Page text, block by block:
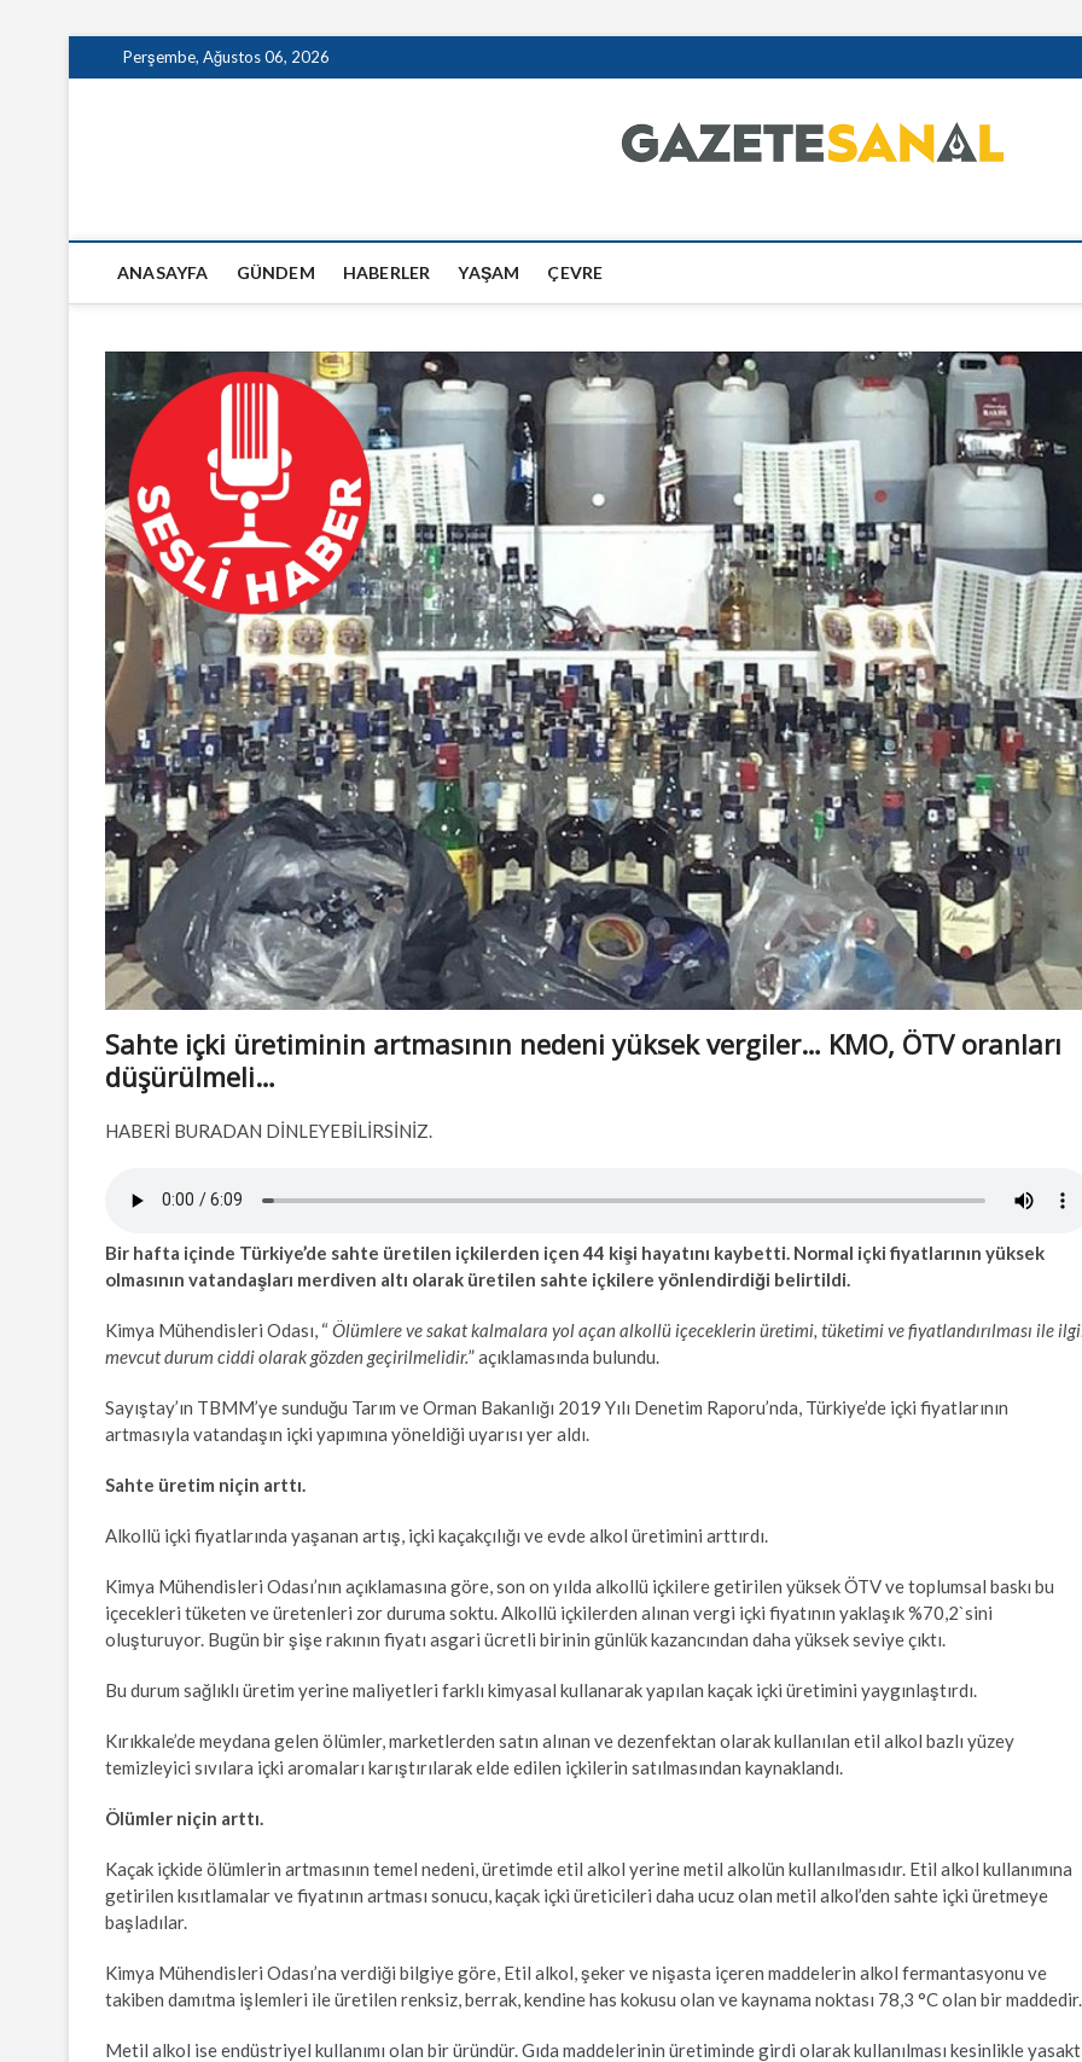
to
Perşembe, Ağustos 06, 2026
ANASAYFA GÜNDEM HABERLER YAŞAM ÇEVRE
Sahte içki üretiminin artmasının nedeni yüksek vergiler… KMO, ÖTV oranları
düşürülmeli…
HABERİ BURADAN DİNLEYEBİLİRSİNİZ.
Bir hafta içinde Türkiye’de sahte üretilen içkilerden içen 44 kişi hayatını kaybetti. Normal içki fiyatlarının yüksek
olmasının vatandaşları merdiven altı olarak üretilen sahte içkilere yönlendirdiği belirtildi.
Kimya Mühendisleri Odası, “ Ölümlere ve sakat kalmalara yol açan alkollü içeceklerin üretimi, tüketimi ve fiyatlandırılması ile
mevcut durum ciddi olarak gözden geçirilmelidir.” açıklamasında bulundu.
Sayıştay’ın TBMM’ye sunduğu Tarım ve Orman Bakanlığı 2019 Yılı Denetim Raporu’nda, Türkiye’de içki fiyatlarının
artmasıyla vatandaşın içki yapımına yöneldiği uyarısı yer aldı.
Sahte üretim niçin arttı.
Alkollü içki fiyatlarında yaşanan artış, içki kaçakçılığı ve evde alkol üretimini arttırdı.
Kimya Mühendisleri Odası’nın açıklamasına göre, son on yılda alkollü içkilere getirilen yüksek ÖTV ve toplumsal baskı bu
içecekleri tüketen ve üretenleri zor duruma soktu. Alkollü içkilerden alınan vergi içki fiyatının yaklaşık %70,2`sini
oluşturuyor. Bugün bir şişe rakının fiyatı asgari ücretli birinin günlük kazancından daha yüksek seviye çıktı.
Bu durum sağlıklı üretim yerine maliyetleri farklı kimyasal kullanarak yapılan kaçak içki üretimini yaygınlaştırdı.
Kırıkkale’de meydana gelen ölümler, marketlerden satın alınan ve dezenfektan olarak kullanılan etil alkol bazlı yüzey
temizleyici sıvılara içki aromaları karıştırılarak elde edilen içkilerin satılmasından kaynaklandı.
Ölümler niçin arttı.
Kaçak içkide ölümlerin artmasının temel nedeni, üretimde etil alkol yerine metil alkolün kullanılmasıdır. Etil alkol kullanımına
getirilen kısıtlamalar ve fiyatının artması sonucu, kaçak içki üreticileri daha ucuz olan metil alkol’den sahte içki üretmeye
başladılar.
Kimya Mühendisleri Odası’na verdiği bilgiye göre, Etil alkol, şeker ve nişasta içeren maddelerin alkol fermantasyonu ve
takiben damıtma işlemleri ile üretilen renksiz, berrak, kendine has kokusu olan ve kaynama noktası 78,3 °C olan bir maddedir.
Metil alkol ise endüstriyel kullanımı olan bir üründür. Gıda maddelerinin üretiminde girdi olarak kullanılması kesinlikle